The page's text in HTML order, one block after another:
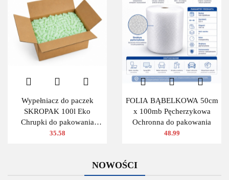
Wypełniacz do paczek
SKROPAK 100l Eko
Chrupki do pakowania
ZIELONY
35.58
FOLIA BĄBELKOWA 50cm
x 100mb Pęcherzykowa
Ochronna do pakowania
48.99
NOWOŚCI